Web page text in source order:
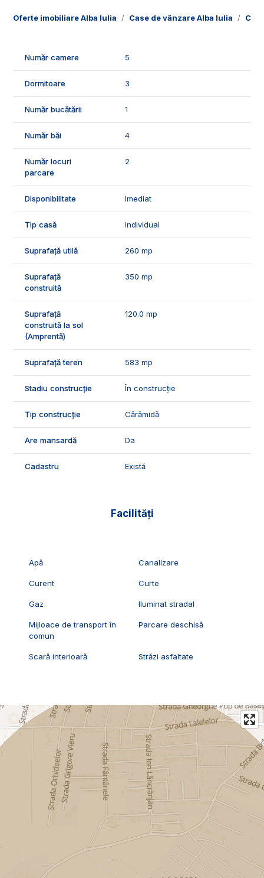
Oferte imobiliare Alba Iulia Case de vânzare Alba Iulia
canalizare.
tehnic;
- mansarda: camera hoby, dormitor, baie.
🛠️Casa se vinde nemobilata si nefinisata, la rosu cum se
vede in poze.
📞Pentru mai multe detalii sau pentru programarea unei
Exclusiv Imobiliare Alba!
ID Exclusiv - 2257523
Număr camere 5
Dormitoare 3
Număr bucătării 1
Număr băi 4
Număr locuri
parcare
2
Disponibilitate Imediat
Tip casă Individual
Suprafață utilă 260 mp
Suprafață
construită
350 mp
Suprafață
construită la sol
(Amprentă)
120.0 mp
Suprafață teren 583 mp
Stadiu construcție În construcție
Tip construcție Cărămidă
Are mansardă Da
Cadastru Există
Facilități
Apă Canalizare
Curent Curte
Gaz Iluminat stradal
Mijloace de transport în
comun
Parcare deschisă
Scară interioară Străzi asfaltate